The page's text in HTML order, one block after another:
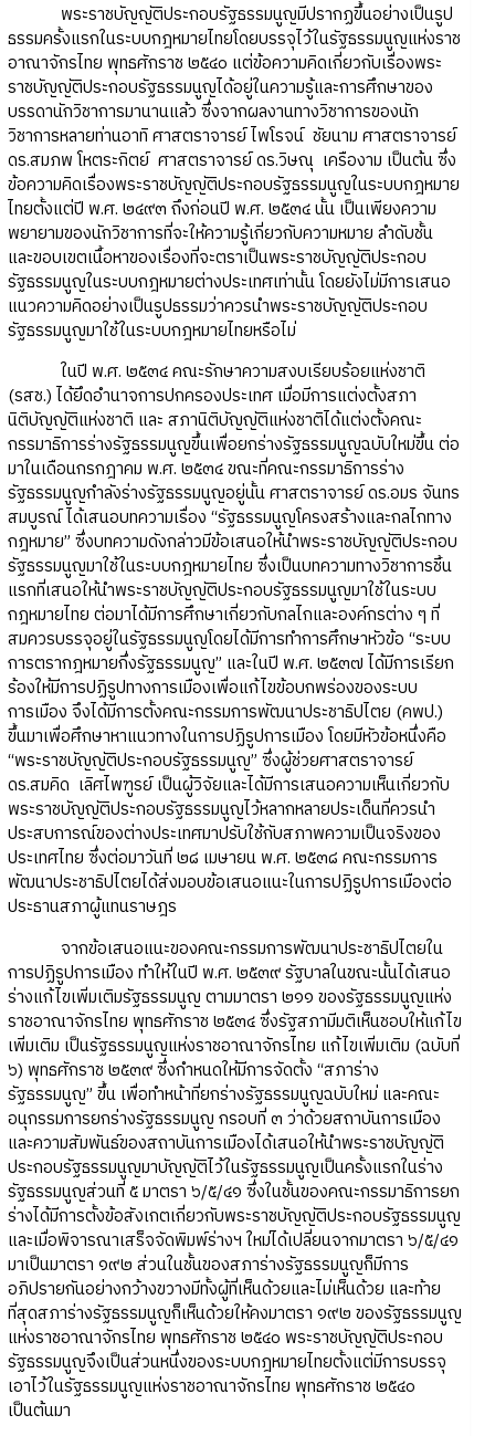
พระราชบัญญัติประกอบรัฐธรรมนูญมีปรากฏขึ้นอย่างเป็นรูป
ธรรมครั้งแรกในระบบกฎหมายไทยโดยบรรจุไว้ในรัฐธรรมนูญแห่งราช
อาณาจักรไทย พุทธศักราช ๒๕๔๐ แต่ข้อความคิดเกี่ยวกับเรื่องพระ
ราชบัญญัติประกอบรัฐธรรมนูญได้อยู่ในความรู้และการศึกษาของ
บรรดานักวิชาการมานานแล้ว ซึ่งจากผลงานทางวิชาการของนัก
วิชาการหลายท่านอาทิ ศาสตราจารย์ ไพโรจน์ ชัยนาม ศาสตราจารย์
ดร.สมภพ โหตระกิตย์ ศาสตราจารย์ ดร.วิษณุ เครืองาม เป็นต้น ซึ่ง
ข้อความคิดเรื่องพระราชบัญญัติประกอบรัฐธรรมนูญในระบบกฎหมาย
ไทยตั้งแต่ปี พ.ศ. ๒๔๙๓ ถึงก่อนปี พ.ศ. ๒๕๓๔ นั้น เป็นเพียงความ
พยายามของนักวิชาการที่จะให้ความรู้เกี่ยวกับความหมาย ลำดับชั้น
และขอบเขตเนื้อหาของเรื่องที่จะตราเป็นพระราชบัญญัติประกอบ
รัฐธรรมนูญในระบบกฎหมายต่างประเทศเท่านั้น โดยยังไม่มีการเสนอ
แนวความคิดอย่างเป็นรูปธรรมว่าควรนำพระราชบัญญัติประกอบ
รัฐธรรมนูญมาใช้ในระบบกฎหมายไทยหรือไม่
ในปี พ.ศ. ๒๕๓๔ คณะรักษาความสงบเรียบร้อยแห่งชาติ
(รสช.) ได้ยึดอำนาจการปกครองประเทศ เมื่อมีการแต่งตั้งสภา
นิติบัญญัติแห่งชาติ และ สภานิติบัญญัติแห่งชาติได้แต่งตั้งคณะ
กรรมาธิการร่างรัฐธรรมนูญขึ้นเพื่อยกร่างรัฐธรรมนูญฉบับใหม่ขึ้น ต่อ
มาในเดือนกรกฎาคม พ.ศ. ๒๕๓๔ ขณะที่คณะกรรมาธิการร่าง
รัฐธรรมนูญกำลังร่างรัฐธรรมนูญอยู่นั้น ศาสตราจารย์ ดร.อมร จันทร
สมบูรณ์ ได้เสนอบทความเรื่อง “รัฐธรรมนูญโครงสร้างและกลไกทาง
กฎหมาย” ซึ่งบทความดังกล่าวมีข้อเสนอให้นำพระราชบัญญัติประกอบ
รัฐธรรมนูญมาใช้ในระบบกฎหมายไทย ซึ่งเป็นบทความทางวิชาการชิ้น
แรกที่เสนอให้นำพระราชบัญญัติประกอบรัฐธรรมนูญมาใช้ในระบบ
กฎหมายไทย ต่อมาได้มีการศึกษาเกี่ยวกับกลไกและองค์กรต่าง ๆ ที่
สมควรบรรจุอยู่ในรัฐธรรมนูญโดยได้มีการทำการศึกษาหัวข้อ “ระบบ
การตรากฎหมายกึ่งรัฐธรรมนูญ” และในปี พ.ศ. ๒๕๓๗ ได้มีการเรียก
ร้องให้มีการปฏิรูปทางการเมืองเพื่อแก้ไขข้อบกพร่องของระบบ
การเมือง จึงได้มีการตั้งคณะกรรมการพัฒนาประชาธิปไตย (คพป.)
ขึ้นมาเพื่อศึกษาหาแนวทางในการปฏิรูปการเมือง โดยมีหัวข้อหนึ่งคือ
“พระราชบัญญัติประกอบรัฐธรรมนูญ” ซึ่งผู้ช่วยศาสตราจารย์
ดร.สมคิด เลิศไพฑูรย์ เป็นผู้วิจัยและได้มีการเสนอความเห็นเกี่ยวกับ
พระราชบัญญัติประกอบรัฐธรรมนูญไว้หลากหลายประเด็นที่ควรนำ
ประสบการณ์ของต่างประเทศมาปรับใช้กับสภาพความเป็นจริงของ
ประเทศไทย ซึ่งต่อมาวันที่ ๒๘ เมษายน พ.ศ. ๒๕๓๘ คณะกรรมการ
พัฒนาประชาธิปไตยได้ส่งมอบข้อเสนอแนะในการปฏิรูปการเมืองต่อ
ประธานสภาผู้แทนราษฎร
จากข้อเสนอแนะของคณะกรรมการพัฒนาประชาธิปไตยใน
การปฏิรูปการเมือง ทำให้ในปี พ.ศ. ๒๕๓๙ รัฐบาลในขณะนั้นได้เสนอ
ร่างแก้ไขเพิ่มเติมรัฐธรรมนูญ ตามมาตรา ๒๑๑ ของรัฐธรรมนูญแห่ง
ราชอาณาจักรไทย พุทธศักราช ๒๕๓๔ ซึ่งรัฐสภามีมติเห็นชอบให้แก้ไข
เพิ่มเติม เป็นรัฐธรรมนูญแห่งราชอาณาจักรไทย แก้ไขเพิ่มเติม (ฉบับที่
๖) พุทธศักราช ๒๕๓๙ ซึ่งกำหนดให้มีการจัดตั้ง “สภาร่าง
รัฐธรรมนูญ” ขึ้น เพื่อทำหน้าที่ยกร่างรัฐธรรมนูญฉบับใหม่ และคณะ
อนุกรรมการยกร่างรัฐธรรมนูญ กรอบที่ ๓ ว่าด้วยสถาบันการเมือง
และความสัมพันธ์ของสถาบันการเมืองได้เสนอให้นำพระราชบัญญัติ
ประกอบรัฐธรรมนูญมาบัญญัติไว้ในรัฐธรรมนูญเป็นครั้งแรกในร่าง
รัฐธรรมนูญส่วนที่ ๕ มาตรา ๖/๕/๔๑ ซึ่งในชั้นของคณะกรรมาธิการยก
ร่างได้มีการตั้งข้อสังเกตเกี่ยวกับพระราชบัญญัติประกอบรัฐธรรมนูญ
และเมื่อพิจารณาเสร็จจัดพิมพ์ร่างฯ ใหม่ได้เปลี่ยนจากมาตรา ๖/๕/๔๑
มาเป็นมาตรา ๑๙๒ ส่วนในชั้นของสภาร่างรัฐธรรมนูญก็มีการ
อภิปรายกันอย่างกว้างขวางมีทั้งผู้ที่เห็นด้วยและไม่เห็นด้วย และท้าย
ที่สุดสภาร่างรัฐธรรมนูญก็เห็นด้วยให้คงมาตรา ๑๙๒ ของรัฐธรรมนูญ
แห่งราชอาณาจักรไทย พุทธศักราช ๒๕๔๐ พระราชบัญญัติประกอบ
รัฐธรรมนูญจึงเป็นส่วนหนึ่งของระบบกฎหมายไทยตั้งแต่มีการบรรจุ
เอาไว้ในรัฐธรรมนูญแห่งราชอาณาจักรไทย พุทธศักราช ๒๕๔๐
เป็นต้นมา